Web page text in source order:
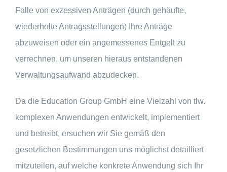
Falle von exzessiven Anträgen (durch gehäufte,
wiederholte Antragsstellungen) Ihre Anträge
abzuweisen oder ein angemessenes Entgelt zu
verrechnen, um unseren hieraus entstandenen
Verwaltungsaufwand abzudecken.
Da die Education Group GmbH eine Vielzahl von tlw.
komplexen Anwendungen entwickelt, implementiert
und betreibt, ersuchen wir Sie gemäß den
gesetzlichen Bestimmungen uns möglichst detailliert
mitzuteilen, auf welche konkrete Anwendung sich Ihr